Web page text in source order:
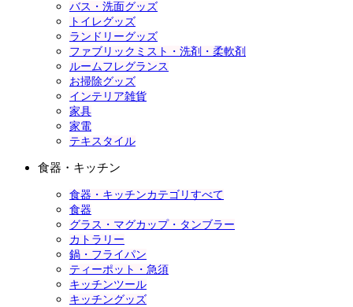
バス・洗面グッズ
トイレグッズ
ランドリーグッズ
ファブリックミスト・洗剤・柔軟剤
ルームフレグランス
お掃除グッズ
インテリア雑貨
家具
家電
テキスタイル
食器・キッチン
食器・キッチンカテゴリすべて
食器
グラス・マグカップ・タンブラー
カトラリー
鍋・フライパン
ティーポット・急須
キッチンツール
キッチングッズ